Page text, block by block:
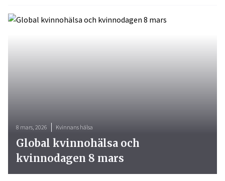
8 mars, 2026 Kvinnans hälsa
Global kvinnohälsa och
kvinnodagen 8 mars